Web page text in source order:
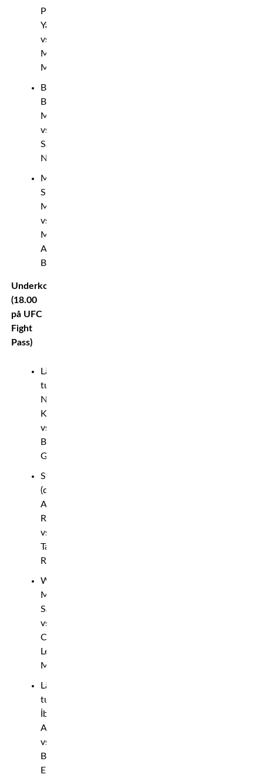
Petr
Yan
vs.
Marcus
McGhee
Bantamvikt:
Bryce
Mitchell
vs.
Said
Nurmagomedov
Mellanvikt:
Sharabutdin
Magomedov
vs.
Marc-
André
Barriault
Underkort
(18.00
på UFC
Fight
Pass)
Lätt
tungvikt:
Nikita
Krylov
vs.
Bogdan
Guskov
Stråvikt
(damer):
Amanda
Ribas
vs.
Tabatha
Ricci
Weltervikt:
Muslim
Salikhov
vs.
Carlos
Leal
Miranda
Lätt
tungvikt:
İbo
Aslan
vs.
Billy
Elekana